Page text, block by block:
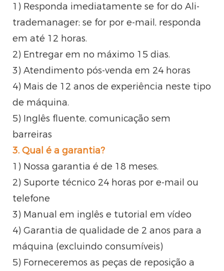
1) Responda imediatamente se for do Ali-
trademanager; se for por e-mail, responda
em até 12 horas.
2) Entregar em no máximo 15 dias.
3) Atendimento pós-venda em 24 horas
4) Mais de 12 anos de experiência neste tipo
de máquina.
5) Inglês fluente, comunicação sem
barreiras
3. Qual é a garantia?
1) Nossa garantia é de 18 meses.
2) Suporte técnico 24 horas por e-mail ou
telefone
3) Manual em inglês e tutorial em vídeo
4) Garantia de qualidade de 2 anos para a
máquina (excluindo consumíveis)
5) Forneceremos as peças de reposição a